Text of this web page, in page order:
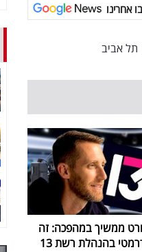
אחרינו
תל אביב
ממשיך במהפכה: זה
בהנהלת רשת 13